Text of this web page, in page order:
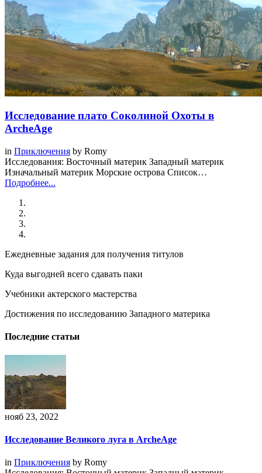
Исследование плато Соколиной Охоты в
ArcheAge
in Приключения by Romy
Исследования: Восточный материк Западный материк
Изначальный материк Морские острова Список…
Подробнее...
Ежедневные задания для получения титулов
Куда выгодней всего сдавать паки
Учебники актерского мастерства
Достижения по исследованию Западного материка
Последние статьи
нояб 23, 2022
Исследование Великого луга в ArcheAge
in Приключения by Romy